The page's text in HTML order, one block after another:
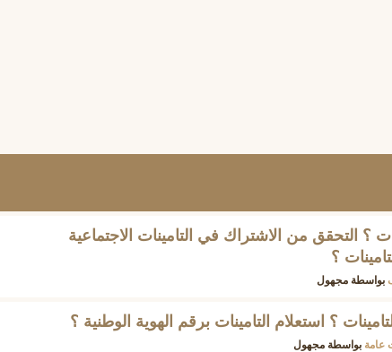
؟ التحقق من الاشتراك في التامينات الاجتماعية
؟
بواسطة مجهول
؟ استعلام التامينات برقم الهوية الوطنية ؟
عامة بواسطة مجهول